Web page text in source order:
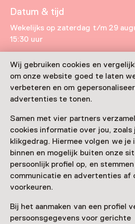
Wij gebruiken cookies en
om onze website goed te laten
verbeteren en om
advertenties te tonen.
Samen met vier partners
cookies informatie over jou, zoals
klikgedrag. Hiermee volgen we
binnen en mogelijk buiten onze
persoonlijk profiel op, en
communicatie en advertenties af
voorkeuren.
Bij het aanmaken van een profiel
persoonsgegevens voor gerichte
Datum & tijd
Wekelijks op zaterdag t/m 29
15:30 uur
Toon beschikbaarheid
Locatie
Kasteel Cannenburch
8171 EB Vaassen
Route plannenOpent in een
0578 - 57 12 92
Vandaag open van 11:00 tot
Meer openingstijden